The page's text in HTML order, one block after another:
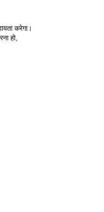
करेगा।
हो,